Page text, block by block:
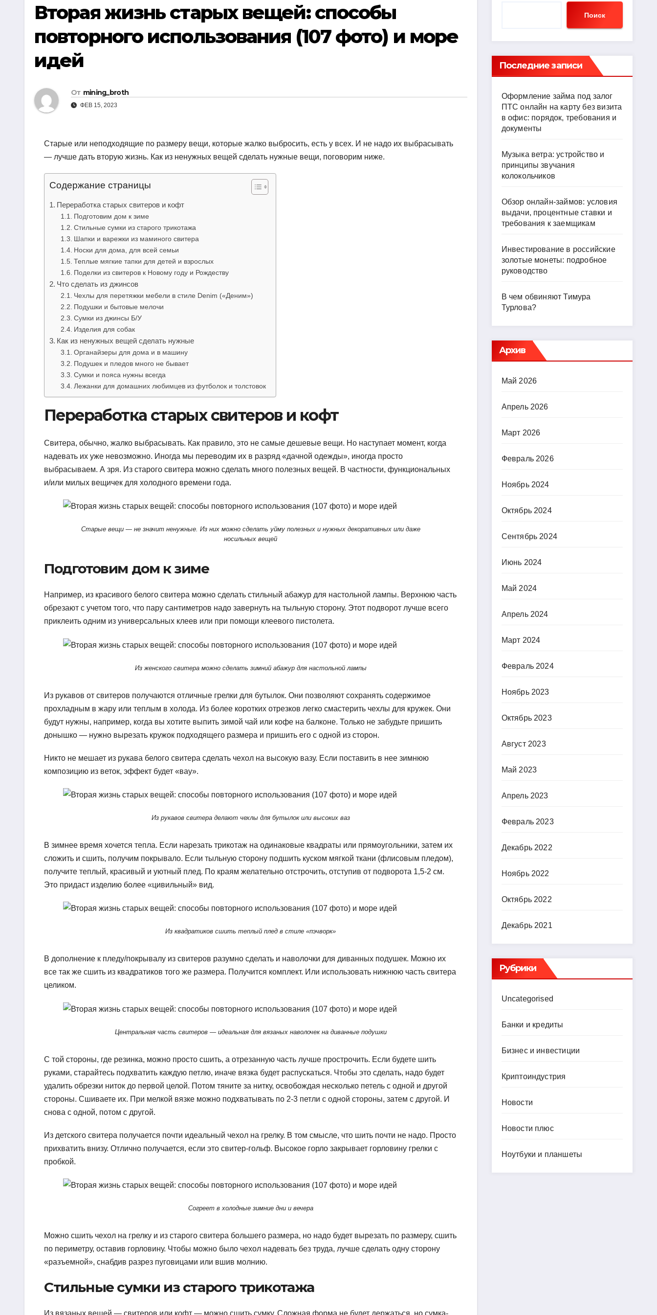
Вторая жизнь старых вещей: способы
повторного использования (107 фото) и море
идей
От mining_broth
ФЕВ 15, 2023
Старые или неподходящие по размеру вещи, которые жалко выбросить, есть у всех. И не надо их выбрасывать
— лучше дать вторую жизнь. Как из ненужных вещей сделать нужные вещи, поговорим ниже.
Содержание страницы
Переработка старых свитеров и кофт
Подготовим дом к зиме
Стильные сумки из старого трикотажа
Шапки и варежки из маминого свитера
Носки для дома, для всей семьи
Теплые мягкие тапки для детей и взрослых
Поделки из свитеров к Новому году и Рождеству
Что сделать из джинсов
Чехлы для перетяжки мебели в стиле Denim («Деним»)
Подушки и бытовые мелочи
Сумки из джинсы Б/У
Изделия для собак
Как из ненужных вещей сделать нужные
Органайзеры для дома и в машину
Подушек и пледов много не бывает
Сумки и пояса нужны всегда
Лежанки для домашних любимцев из футболок и толстовок
Переработка старых свитеров и кофт
Свитера, обычно, жалко выбрасывать. Как правило, это не самые дешевые вещи. Но наступает момент, когда
надевать их уже невозможно. Иногда мы переводим их в разряд «дачной одежды», иногда просто
выбрасываем. А зря. Из старого свитера можно сделать много полезных вещей. В частности, функциональных
и/или милых вещичек для холодного времени года.
Старые вещи — не значит ненужные. Из них можно сделать уйму полезных и нужных декоративных или даже
носильных вещей
Подготовим дом к зиме
Например, из красивого белого свитера можно сделать стильный абажур для настольной лампы. Верхнюю часть
обрезают с учетом того, что пару сантиметров надо завернуть на тыльную сторону. Этот подворот лучше всего
приклеить одним из универсальных клеев или при помощи клеевого пистолета.
Из женского свитера можно сделать зимний абажур для настольной лампы
Из рукавов от свитеров получаются отличные грелки для бутылок. Они позволяют сохранять содержимое
прохладным в жару или теплым в холода. Из более коротких отрезков легко смастерить чехлы для кружек. Они
будут нужны, например, когда вы хотите выпить зимой чай или кофе на балконе. Только не забудьте пришить
донышко — нужно вырезать кружок подходящего размера и пришить его с одной из сторон.
Никто не мешает из рукава белого свитера сделать чехол на высокую вазу. Если поставить в нее зимнюю
композицию из веток, эффект будет «вау».
Из рукавов свитера делают чехлы для бутылок или высоких ваз
В зимнее время хочется тепла. Если нарезать трикотаж на одинаковые квадраты или прямоугольники, затем их
сложить и сшить, получим покрывало. Если тыльную сторону подшить куском мягкой ткани (флисовым пледом),
получите теплый, красивый и уютный плед. По краям желательно отстрочить, отступив от подворота 1,5-2 см.
Это придаст изделию более «цивильный» вид.
Из квадратиков сшить теплый плед в стиле «пэчворк»
В дополнение к пледу/покрывалу из свитеров разумно сделать и наволочки для диванных подушек. Можно их
все так же сшить из квадратиков того же размера. Получится комплект. Или использовать нижнюю часть свитера
целиком.
Центральная часть свитеров — идеальная для вязаных наволочек на диванные подушки
С той стороны, где резинка, можно просто сшить, а отрезанную часть лучше прострочить. Если будете шить
руками, старайтесь подхватить каждую петлю, иначе вязка будет распускаться. Чтобы это сделать, надо будет
удалить обрезки ниток до первой целой. Потом тяните за нитку, освобождая несколько петель с одной и другой
стороны. Сшиваете их. При мелкой вязке можно подхватывать по 2-3 петли с одной стороны, затем с другой. И
снова с одной, потом с другой.
Из детского свитера получается почти идеальный чехол на грелку. В том смысле, что шить почти не надо. Просто
прихватить внизу. Отлично получается, если это свитер-гольф. Высокое горло закрывает горловину грелки с
пробкой.
Согреет в холодные зимние дни и вечера
Можно сшить чехол на грелку и из старого свитера большего размера, но надо будет вырезать по размеру, сшить
по периметру, оставив горловину. Чтобы можно было чехол надевать без труда, лучше сделать одну сторону
«разъемной», снабдив разрез пуговицами или вшив молнию.
Стильные сумки из старого трикотажа
Поиск
Последние записи
Оформление займа под залог
ПТС онлайн на карту без визита
в офис: порядок, требования и
документы
Музыка ветра: устройство и
принципы звучания
колокольчиков
Обзор онлайн-займов: условия
выдачи, процентные ставки и
требования к заемщикам
Инвестирование в российские
золотые монеты: подробное
руководство
В чем обвиняют Тимура
Турлова?
Архив
Май 2026
Апрель 2026
Март 2026
Февраль 2026
Ноябрь 2024
Октябрь 2024
Сентябрь 2024
Июнь 2024
Май 2024
Апрель 2024
Март 2024
Февраль 2024
Ноябрь 2023
Октябрь 2023
Август 2023
Май 2023
Апрель 2023
Февраль 2023
Декабрь 2022
Ноябрь 2022
Октябрь 2022
Декабрь 2021
Рубрики
Uncategorised
Банки и кредиты
Бизнес и инвестиции
Криптоиндустрия
Новости
Новости плюс
Ноутбуки и планшеты